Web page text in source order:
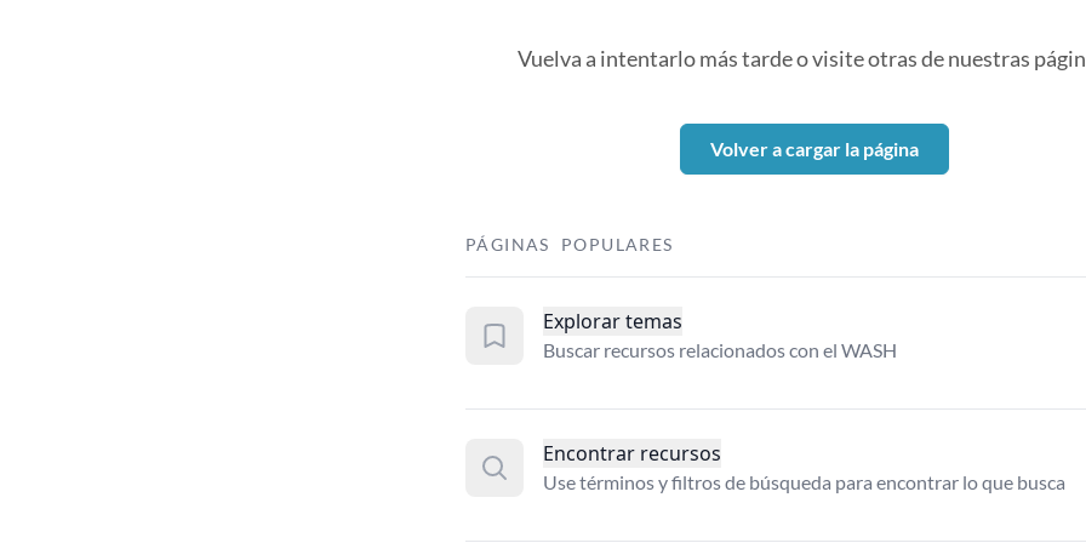
Vuelva a intentarlo más tarde o visite otras de nuestras
Volver a cargar la página
PÁGINAS POPULARES
Explorar temas
Buscar recursos relacionados con el WASH
Encontrar recursos
Use términos y filtros de búsqueda para encontrar lo que busca